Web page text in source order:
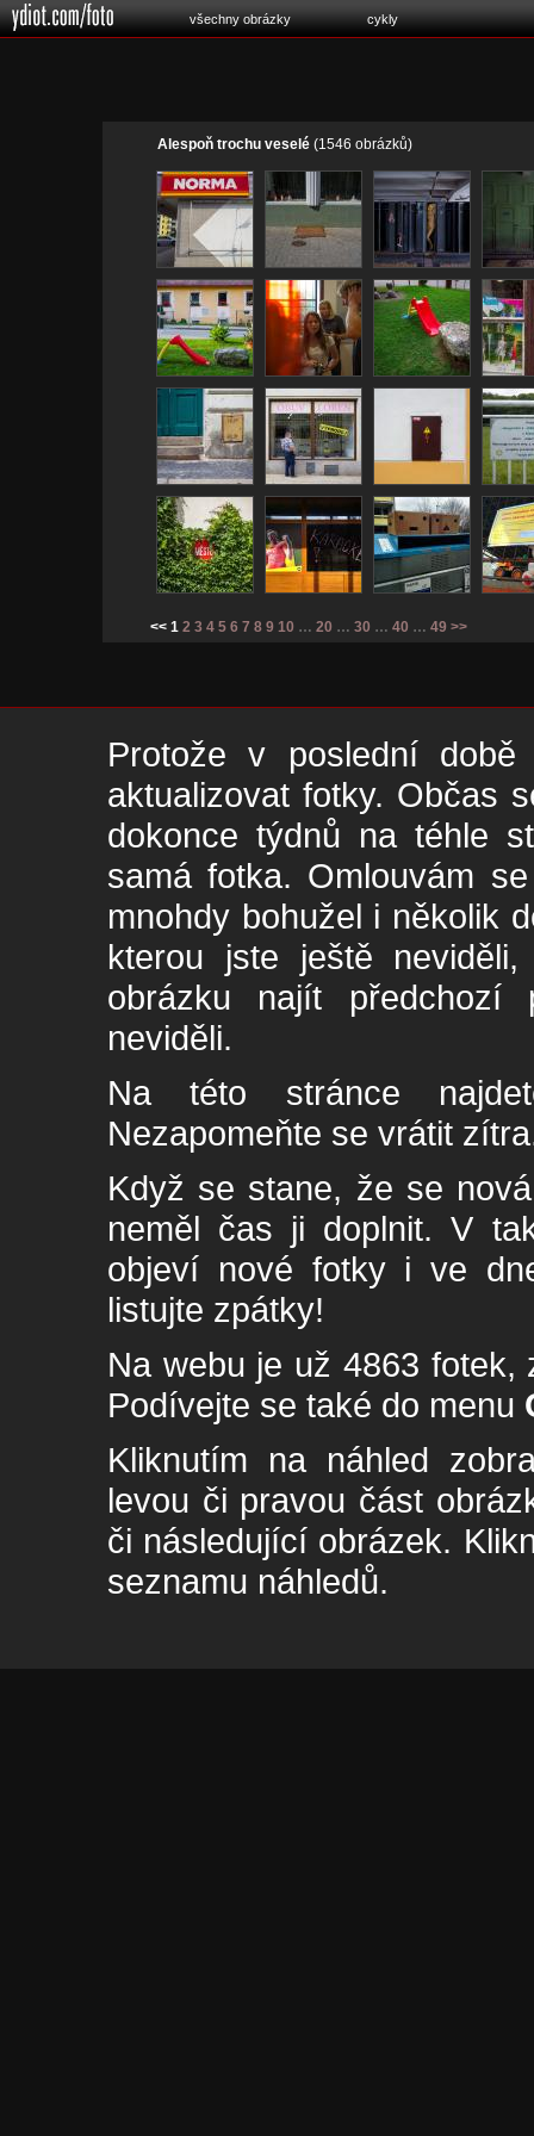
všechny obrázky cykly
Alespoň trochu veselé (1546 obrázků)
<< 1 2 3 4 5 6 7 8 9 10 … 20 … 30 … 40 … 49 >>
Protože v poslední
aktualizovat fotky. Občas
dokonce týdnů na téhle
samá fotka. Omlouvám
mnohdy bohužel i několik
kterou jste ještě
obrázku najít
neviděli.
Na této stránce
Nezapomeňte se vrátit
Když se stane, že se
neměl čas ji doplnit. V
objeví nové fotky i ve
listujte zpátky!
Na webu je už 4863
Podívejte se také do menu
Kliknutím na náhled
levou či pravou část
či následující obrázek.
seznamu náhledů.